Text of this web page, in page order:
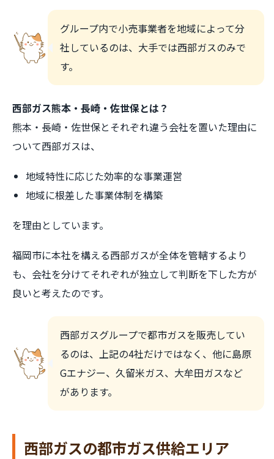
グループ内で小売事業者を地域によって分
社しているのは、大手では西部ガスのみで
す。
西部ガス熊本・長崎・佐世保とは？
熊本・長崎・佐世保とそれぞれ違う会社を置いた理由に
ついて西部ガスは、
地域特性に応じた効率的な事業運営
地域に根差した事業体制を構築
を理由としています。
福岡市に本社を構える西部ガスが全体を管轄するより
も、会社を分けてそれぞれが独立して判断を下した方が
良いと考えたのです。
西部ガスグループで都市ガスを販売してい
るのは、上記の4社だけではなく、他に島原
Gエナジー、久留米ガス、大牟田ガスなど
があります。
西部ガスの都市ガス供給エリア